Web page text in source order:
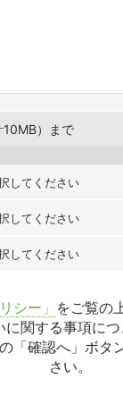
）まで
してください
してください
してください
シー」 をご覧の
に関する事項につ
「確認へ」ボタ
さい。